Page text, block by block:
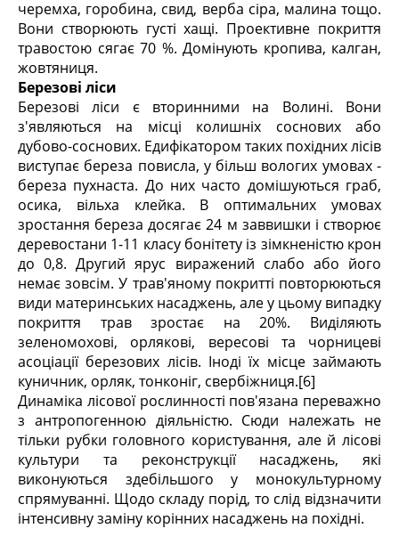
черемха, горобина, свид, верба сіра, малина тощо.
Вони створюють густі хащі. Проективне покриття
травостою сягає 70 %. Домінують кропива, калган,
жовтяниця.
Березові ліси
Березові ліси є вторинними на Волині. Вони
з'являються на місці колишніх соснових або
дубово-соснових. Едифікатором таких похідних лісів
виступає береза повисла, у більш вологих умовах -
береза пухнаста. До них часто домішуються граб,
осика, вільха клейка. В оптимальних умовах
зростання береза досягає 24 м заввишки і створює
деревостани 1-11 класу бонітету із зімкненістю крон
до 0,8. Другий ярус виражений слабо або його
немає зовсім. У трав'яному покритті повторюються
види материнських насаджень, але у цьому випадку
покриття трав зростає на 20%. Виділяють
зеленомохові, орлякові, вересові та чорницеві
асоціації березових лісів. Іноді їх місце займають
куничник, орляк, тонконіг, свербіжниця.[6]
Динаміка лісової рослинності пов'язана переважно
з антропогенною діяльністю. Сюди належать не
тільки рубки головного користування, але й лісові
культури та реконструкції насаджень, які
виконуються здебільшого у монокультурному
спрямуванні. Щодо складу порід, то слід відзначити
інтенсивну заміну корінних насаджень на похідні.